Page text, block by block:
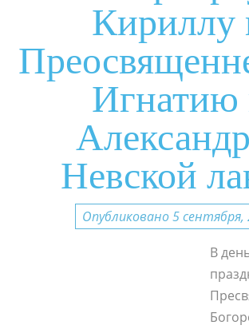
Кириллу
Игнатию
Невской
Опубликовано 5 сентября,
В